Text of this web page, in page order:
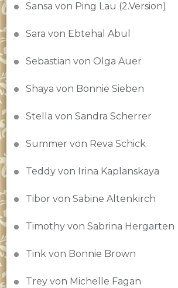
Sansa von Ping Lau (2.Version)
Sara von Ebtehal Abul
Sebastian von Olga Auer
Shaya von Bonnie Sieben
Stella von Sandra Scherrer
Summer von Reva Schick
Teddy von Irina Kaplanskaya
Tibor von Sabine Altenkirch
Timothy von Sabrina Hergarten
Tink von Bonnie Brown
Trey von Michelle Fagan